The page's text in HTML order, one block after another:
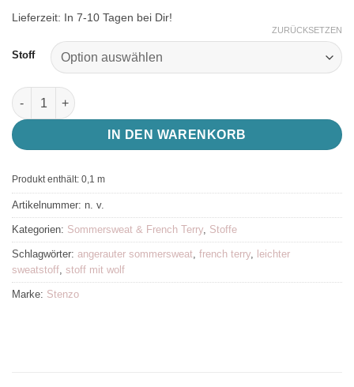
Lieferzeit: In 7-10 Tagen bei Dir!
Stoff
ZURÜCKSETZEN
French Terry mit Wolf Motiv in blau Menge
IN DEN WARENKORB
Produkt enthält: 0,1 m
Artikelnummer: n. v.
Kategorien: Sommersweat & French Terry, Stoffe
Schlagwörter: angerauter sommersweat, french terry, leichter
sweatstoff, stoff mit wolf
Marke: Stenzo